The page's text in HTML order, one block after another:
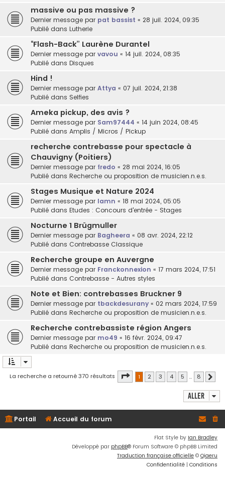
massive ou pas massive ?
Dernier message par pat bassist « 28 juil. 2024, 09:35
Publié dans Lutherie
“Flash-Back” Laurène Durantel
Dernier message par vavou « 14 juil. 2024, 08:35
Publié dans Disques
Hind !
Dernier message par Attya « 07 juil. 2024, 21:38
Publié dans Selfies
Ameka pickup, des avis ?
Dernier message par Sam97444 « 14 juin 2024, 08:45
Publié dans Amplis / Micros / Pickup
recherche contrebasse pour spectacle à
Chauvigny (Poitiers)
Dernier message par fredo « 28 mai 2024, 16:05
Publié dans Recherche ou proposition de musicien.n.e.s.
Stages Musique et Nature 2024
Dernier message par lamn « 18 mai 2024, 05:05
Publié dans Etudes : Concours d'entrée - Stages
Nocturne 1 Brügmuller
Dernier message par Bagheera « 08 avr. 2024, 22:12
Publié dans Contrebasse Classique
Recherche groupe en Auvergne
Dernier message par Franckonnexion « 17 mars 2024, 17:51
Publié dans Contrebasse - Autres styles
Note et Bien: contrebasses Bruckner 9
Dernier message par tbackdesurany « 02 mars 2024, 17:59
Publié dans Recherche ou proposition de musicien.n.e.s.
Recherche contrebassiste région Angers
Dernier message par mo49 « 16 févr. 2024, 09:47
Publié dans Recherche ou proposition de musicien.n.e.s.
La recherche a retourné 370 résultats Page 1sur8
1 2 3 4 5 … 8
Aller
Portail Accueil du forum
Flat Style by Ian Bradley
Développé par phpBB® Forum Software © phpBB Limited
Traduction française officielle © Qiaeru
Confidentialité | Conditions